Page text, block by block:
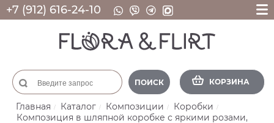
+7 (912) 616-24-10
ПОИСК КОРЗИНА
Главная Каталог Композиции
Коробки
Композиция в шляпной коробке с яркими розами,